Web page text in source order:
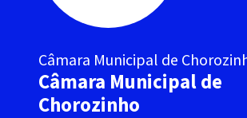
Câmara Municipal de
Câmara Municipal de
Chorozinho